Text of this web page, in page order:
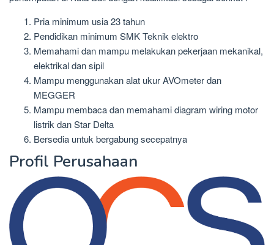
Pria minimum usia 23 tahun
Pendidikan minimum SMK Teknik elektro
Memahami dan mampu melakukan pekerjaan mekanikal,
elektrikal dan sipil
Mampu menggunakan alat ukur AVOmeter dan
MEGGER
Mampu membaca dan memahami diagram wiring motor
listrik dan Star Delta
Bersedia untuk bergabung secepatnya
Profil Perusahaan